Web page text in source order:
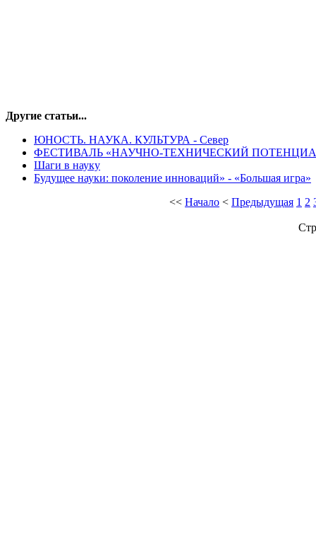
Другие статьи...
ЮНОСТЬ. НАУКА. КУЛЬТУРА - Север
ФЕСТИВАЛЬ «НАУЧНО-ТЕХНИЧЕСКИЙ
Шаги в науку
Будущее науки: поколение инноваций» - «Большая игра»
<< Начало < Предыдущая 1 2